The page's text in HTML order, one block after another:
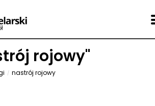
rojowy"
nastrój rojowy